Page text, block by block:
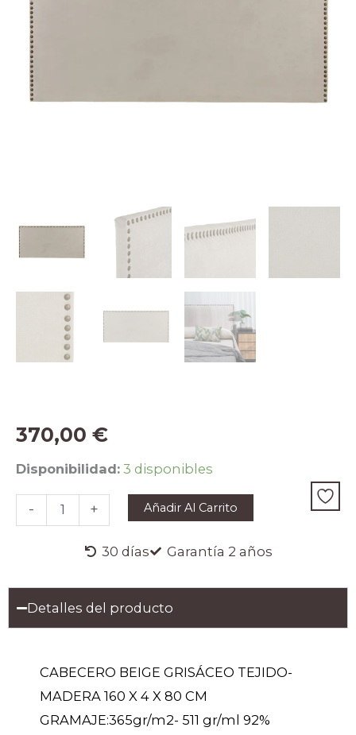
370,00 €
Disponibilidad: 3 disponibles
-
CABECERO
BEIGE
GRISÁCEO
TEJIDO-
MADERA
X
80
+ Añadir Al Carrito
30 días Garantía 2 años
Detalles del producto
CABECERO BEIGE GRISÁCEO TEJIDO-
MADERA 160 X 4 X 80 CM
GRAMAJE:365gr/m2- 511 gr/ml 92%